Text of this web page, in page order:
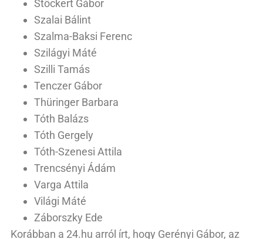
Stöckert Gábor
Szalai Bálint
Szalma-Baksi Ferenc
Szilágyi Máté
Szilli Tamás
Tenczer Gábor
Thüringer Barbara
Tóth Balázs
Tóth Gergely
Tóth-Szenesi Attila
Trencsényi Ádám
Varga Attila
Világi Máté
Záborszky Ede
Korábban a 24.hu arról írt, hogy Gerényi Gábor, az